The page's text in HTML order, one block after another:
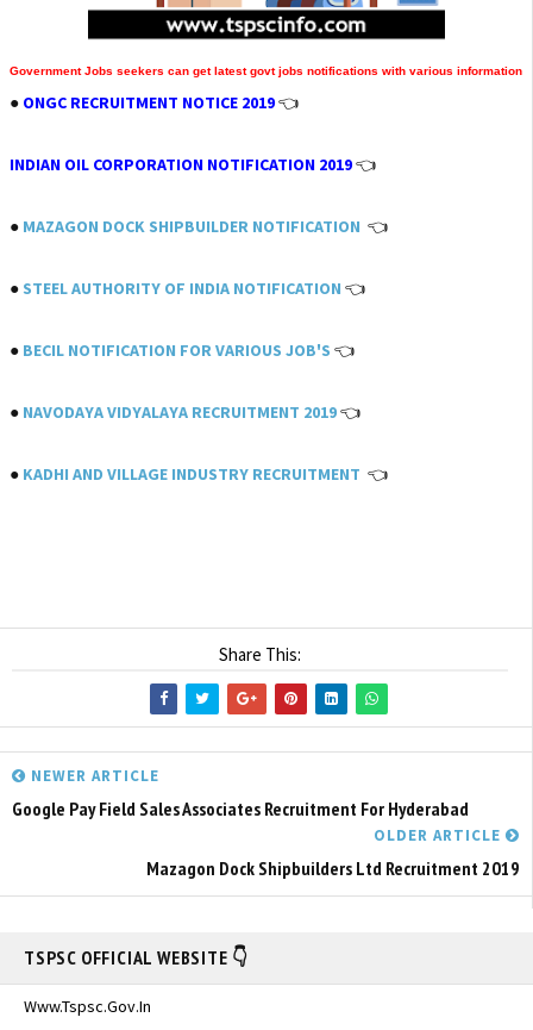
Government Jobs seekers can getlatest govt jobs notifications with various information
● ONGC RECRUITMENT NOTICE 2019👈
INDIAN OIL CORPORATION NOTIFICATION 2019👈
● MAZAGON DOCK SHIPBUILDER NOTIFICATION 👈
● STEEL AUTHORITY OF INDIA NOTIFICATION 👈
● BECIL NOTIFICATION FOR VARIOUS JOB'S 👈
● NAVODAYA VIDYALAYA RECRUITMENT 2019👈
● KADHI AND VILLAGE INDUSTRY RECRUITMENT 👈
Share This:
NEWER ARTICLE
Google Pay Field Sales Associates Recruitment For Hyderabad
OLDER ARTICLE
Mazagon Dock Shipbuilders Ltd Recruitment 2019
TSPSC OFFICIAL WEBSITE 👇
Www.tspsc.gov.in